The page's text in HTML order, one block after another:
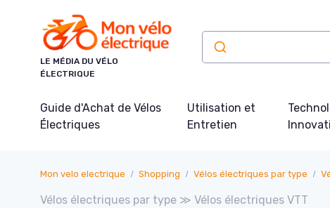
LE MÉDIA DU VÉLO
ÉLECTRIQUE
Guide d'Achat de Vélos
Électriques
Utilisation et
Entretien
Mon velo electrique Shopping Vélos électriques par type
Vélos électriques par type ≫ Vélos électriques VTT